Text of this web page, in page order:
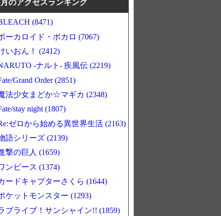
のアクセスランキング
(8471)
ーカロイド・ボカロ (7067)
いおん！ (2412)
-ナルト- 疾風伝 (2219)
Grand Order (2851)
法少女まどか☆マギカ (2348)
stay night (1807)
ゼロから始める異世界生活 (2163)
語シリーズ (2139)
撃の巨人 (1659)
ンピース (1374)
ードキャプターさくら (1644)
ケットモンスター (1293)
ブライブ！サンシャイン!! (1859)